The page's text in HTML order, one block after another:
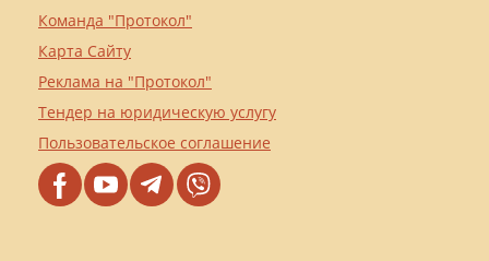
Команда "Протокол"
Карта Сайту
Реклама на "Протокол"
Тендер на юридическую услугу
Пользовательское соглашение